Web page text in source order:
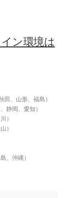
ン環境は
田、山形、福島）
静岡、愛知）
）
）
、沖縄）